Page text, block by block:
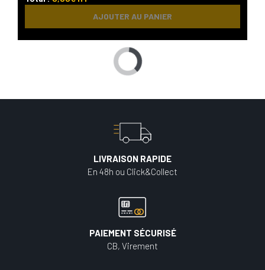
AJOUTER AU PANIER
LIVRAISON RAPIDE
En 48h ou Click&Collect
PAIEMENT SÉCURISÉ
CB, Virement